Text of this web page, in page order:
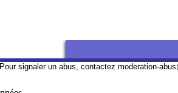
Pour signaler un abus, contactez moderation-